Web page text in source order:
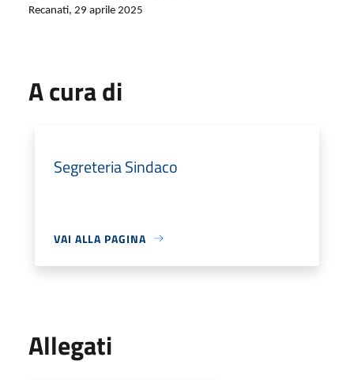
Recanati, 29 aprile 2025
A cura di
Segreteria Sindaco
VAI ALLA PAGINA
Allegati